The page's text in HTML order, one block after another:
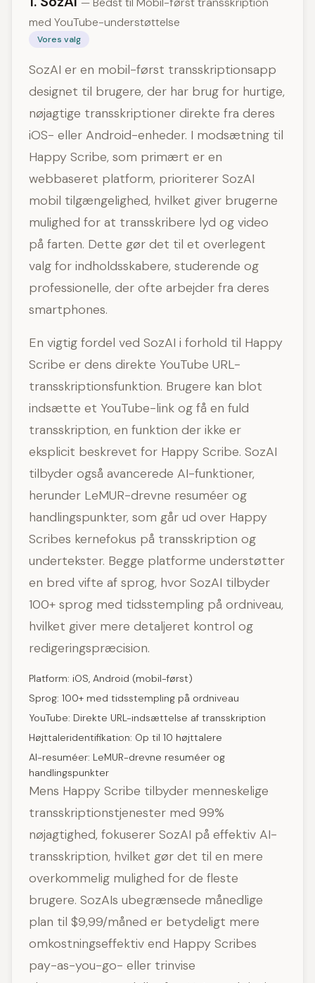
med YouTube-understøttelse
Vores valg
SozAI er en mobil-først transskriptionsapp
designet til brugere, der har brug for hurtige,
nøjagtige transskriptioner direkte fra deres
iOS- eller Android-enheder. I modsætning til
Happy Scribe, som primært er en
webbaseret platform, prioriterer SozAI
mobil tilgængelighed, hvilket giver brugerne
mulighed for at transskribere lyd og video
på farten. Dette gør det til et overlegent
valg for indholdsskabere, studerende og
professionelle, der ofte arbejder fra deres
smartphones.
En vigtig fordel ved SozAI i forhold til Happy
Scribe er dens direkte YouTube URL-
transskriptionsfunktion. Brugere kan blot
indsætte et YouTube-link og få en fuld
transskription, en funktion der ikke er
eksplicit beskrevet for Happy Scribe. SozAI
tilbyder også avancerede AI-funktioner,
herunder LeMUR-drevne resuméer og
handlingspunkter, som går ud over Happy
Scribes kernefokus på transskription og
undertekster. Begge platforme understøtter
en bred vifte af sprog, hvor SozAI tilbyder
100+ sprog med tidsstempling på ordniveau,
hvilket giver mere detaljeret kontrol og
redigeringspræcision.
Platform: iOS, Android (mobil-først)
Sprog: 100+ med tidsstempling på ordniveau
YouTube: Direkte URL-indsættelse af transskription
Højttaleridentifikation: Op til 10 højttalere
AI-resuméer: LeMUR-drevne resuméer og
handlingspunkter
Mens Happy Scribe tilbyder menneskelige
transskriptionstjenester med 99%
nøjagtighed, fokuserer SozAI på effektiv AI-
transskription, hvilket gør det til en mere
overkommelig mulighed for de fleste
brugere. SozAIs ubegrænsede månedlige
plan til $9,99/måned er betydeligt mere
omkostningseffektiv end Happy Scribes
pay-as-you-go- eller trinvise